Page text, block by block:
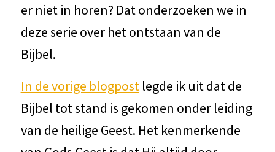
er niet in horen? Dat onderzoeken we in
deze serie over het ontstaan van de
Bijbel.
In de vorige blogpost legde ik uit dat de
Bijbel tot stand is gekomen onder leiding
van de heilige Geest. Het kenmerkende